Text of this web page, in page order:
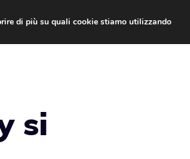
si
di più su quali cookie stiamo utilizzando